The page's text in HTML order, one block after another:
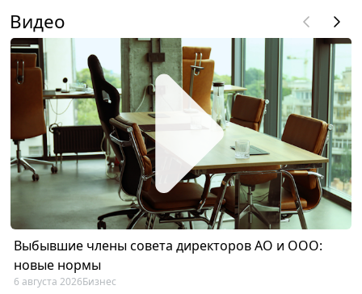
Видео
Выбывшие члены совета директоров АО и ООО:
новые нормы
6 августа 2026Бизнес